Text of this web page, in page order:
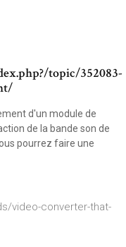
topic/352083-
d'un module de
de la bande son de
pourrez faire une
video-converter-that-